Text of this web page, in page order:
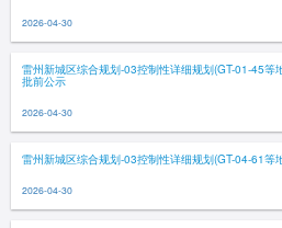
2026-04-30
雷州新城区综合规划-03控制性详细规划(GT-01-45等
批前公示
2026-04-30
雷州新城区综合规划-03控制性详细规划(GT-04-61等
2026-04-30